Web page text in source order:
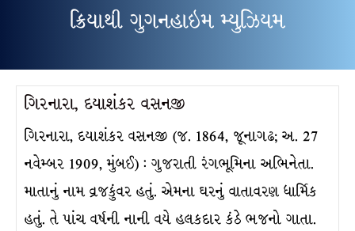
ક્રિયાથી ગુગનહાઇમ મ્યુઝિયમ
ગિરનારા, દયાશંકર વસનજી
ગિરનારા, દયાશંકર વસનજી (જ. 1864, જૂનાગઢ; અ. 27
નવેમ્બર 1909, મુંબઈ) : ગુજરાતી રંગભૂમિના અભિનેતા.
માતાનું નામ વ્રજકુંવર હતું. એમના ઘરનું વાતાવરણ ધાર્મિક
હતું. તે પાંચ વર્ષની નાની વયે હલકદાર કંઠે ભજનો ગાતા.